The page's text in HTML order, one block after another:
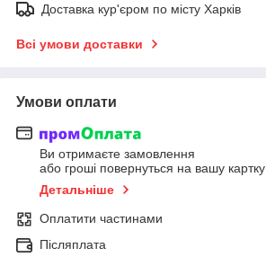
Доставка кур'єром по місту Харків
Всі умови доставки
Умови оплати
Ви отримаєте замовлення
або гроші повернуться на вашу картку
Детальніше
Оплатити частинами
Післяплата